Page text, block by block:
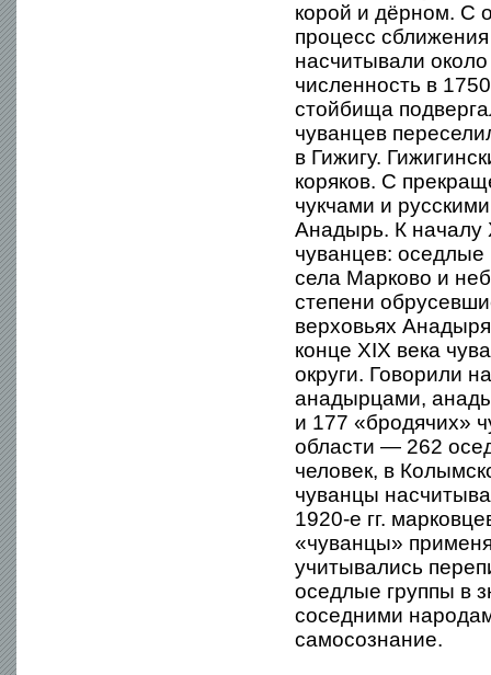
корой и дёрном. С
процесс
насчитывали
численность в
стойбища
чуванцев
в Гижигу.
коряков. С
чукчами и
Анадырь. К началу
чуванцев:
села Марково и
степени
верховьях
конце XIX века
округи. Говорили
анадырцами,
и 177 «бродячих»
области — 262
человек, в
чуванцы
1920-е гг.
«чуванцы»
учитывались
оседлые группы в
соседними
самосознание.